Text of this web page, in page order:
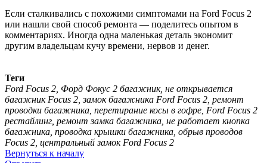
Если сталкивались с похожими симптомами на Ford Focus 2
или нашли свой способ ремонта — поделитесь опытом в
комментариях. Иногда одна маленькая деталь экономит
другим владельцам кучу времени, нервов и денег.
Теги
Ford Focus 2, Форд Фокус 2 багажник, не открывается
багажник Focus 2, замок багажника Ford Focus 2, ремонт
проводки багажника, перетирание косы в гофре, Ford Focus 2
рестайлинг, ремонт замка багажника, не работает кнопка
багажника, проводка крышки багажника, обрыв проводов
Focus 2, центральный замок Ford Focus 2
Вернуться к началу